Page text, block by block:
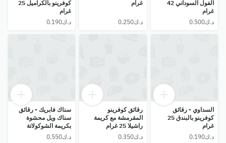
الفول السوداني 42
غرام
غرام
⁦د.ك0.250⁩
كوفرينو بالكراميل 25
غرام
السداوي - رقائق
كوفرينو بالبندق 25
غرام
رقائق كوفرينو
المقرمشة مع كريمة
راشيلا 25 غرام
⁦د.ك0.350⁩
سناك فابريك - رقائق
سناك ويل محشوة
بكريمة الشوكولاتة
والمكسرات 20 غرام